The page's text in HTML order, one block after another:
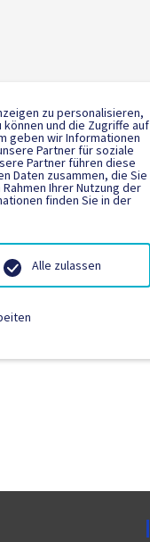
zu personalisieren,
und die Zugriffe auf
geben wir Informationen
Partner für soziale
Partner führen diese
Daten zusammen, die Sie
Ihrer Nutzung der
finden Sie in der
Alle zulassen